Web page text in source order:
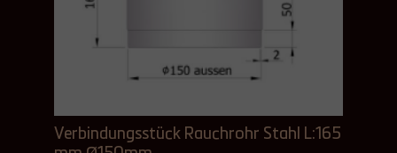
Verbindungsstück Rauchrohr Stahl L:165